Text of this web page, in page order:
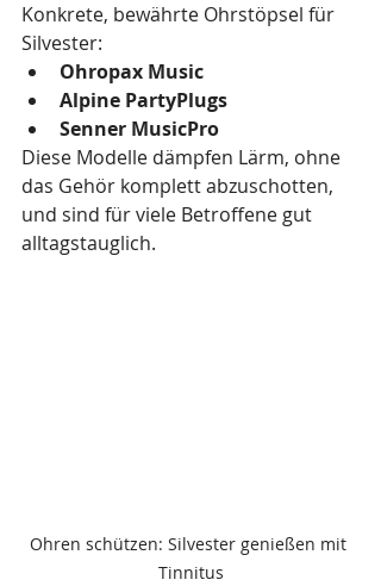
Konkrete, bewährte Ohrstöpsel für
Silvester:
Ohropax Music
Alpine PartyPlugs
Senner MusicPro
Diese Modelle dämpfen Lärm, ohne
das Gehör komplett abzuschotten,
und sind für viele Betroffene gut
alltagstauglich.
Ohren schützen: Silvester genießen mit
Tinnitus